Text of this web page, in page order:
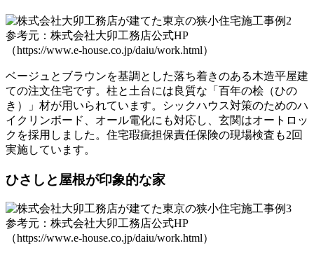
参考元：株式会社大卯工務店公式HP
（https://www.e-house.co.jp/daiu/work.html）
ベージュとブラウンを基調とした落ち着きのある木造平屋建
ての注文住宅です。柱と土台には良質な「百年の桧（ひの
き）」材が用いられています。シックハウス対策のためのハ
イクリンボード、オール電化にも対応し、玄関はオートロッ
クを採用しました。住宅瑕疵担保責任保険の現場検査も2回
実施しています。
ひさしと屋根が印象的な家
参考元：株式会社大卯工務店公式HP
（https://www.e-house.co.jp/daiu/work.html）